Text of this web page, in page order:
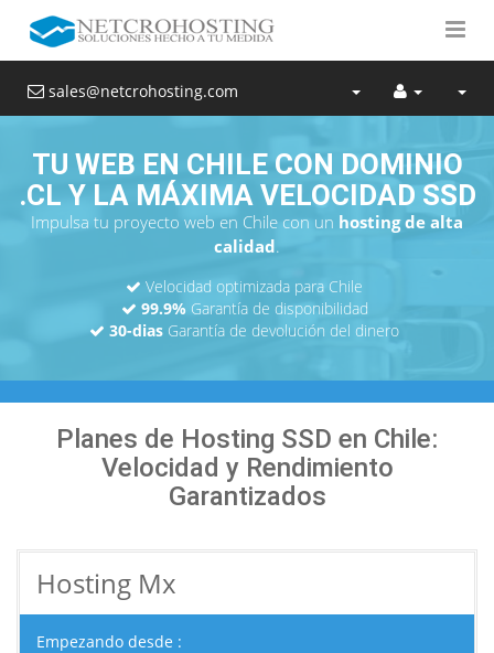
sales@netcrohosting.com
TU WEB EN CHILE CON DOMINIO
.CL Y LA MÁXIMA VELOCIDAD SSD
Impulsa tu proyecto web en Chile con un hosting de alta
calidad.
Velocidad optimizada para Chile
99.9% Garantía de disponibilidad
30-dias Garantía de devolución del dinero
Planes de Hosting SSD en Chile:
Velocidad y Rendimiento
Garantizados
Hosting Mx
Empezando desde :